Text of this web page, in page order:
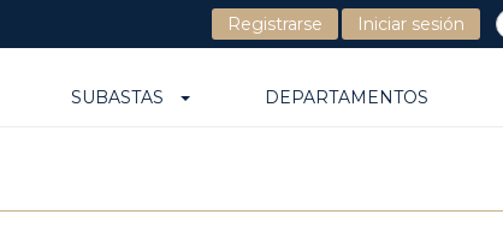
Registrarse Iniciar sesión
SUBASTAS DEPARTAMENTOS